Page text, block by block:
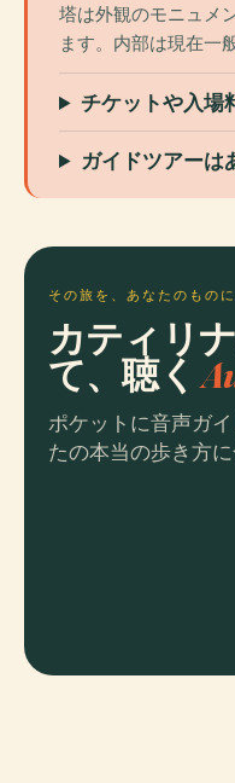
塔は外観のモニュメ
ます。内部は現在一
チケットや入場
ガイドツアーは
その旅を、あなたのものに
カティリ
て、聴く
ポケットに音声ガ
たの本当の歩き方